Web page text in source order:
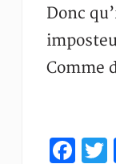
Donc
Comme